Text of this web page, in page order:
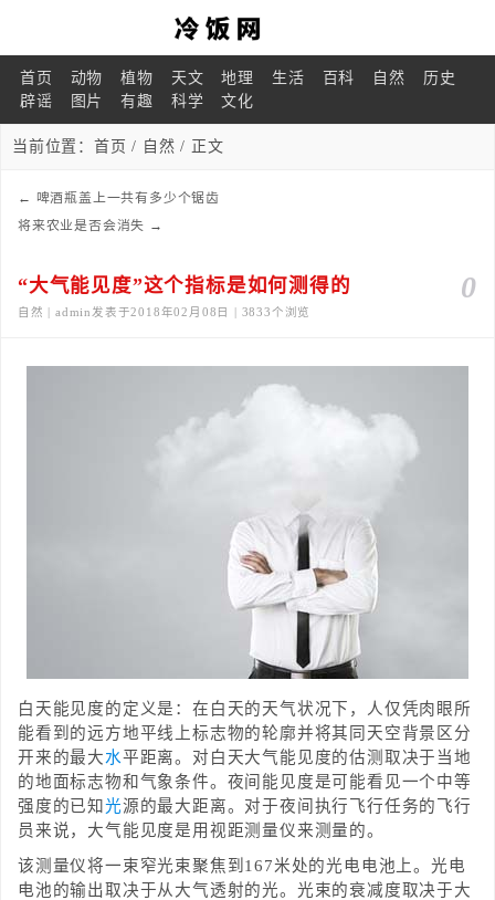
首页 动物 植物 天文 地理 生活 百科 自然
历史
辟谣
图片 有趣 科学 文化
当前位置： 首页 / 自然 / 正文
← 啤酒瓶盖上一共有多少个锯齿
将来农业是否会消失 →
0
“大气能见度”这个指标是如何测得的
自然 | admin发表于2018年02月08日 | 3833个浏览
白天能见度的定义是：在白天的天气状况下，人仅凭肉眼所
能看到的远方地平线上标志物的轮廓并将其同天空背景区分
开来的最大水平距离。对白天大气能见度的估测取决于当地
的地面标志物和气象条件。夜间能见度是可能看见一个中等
强度的已知光源的最大距离。对于夜间执行飞行任务的飞行
员来说，大气能见度是用视距测量仪来测量的。
该测量仪将一束窄光束聚焦到167米处的光电电池上。光电
电池的输出取决于从大气透射的光。光束的衰减度取决于大